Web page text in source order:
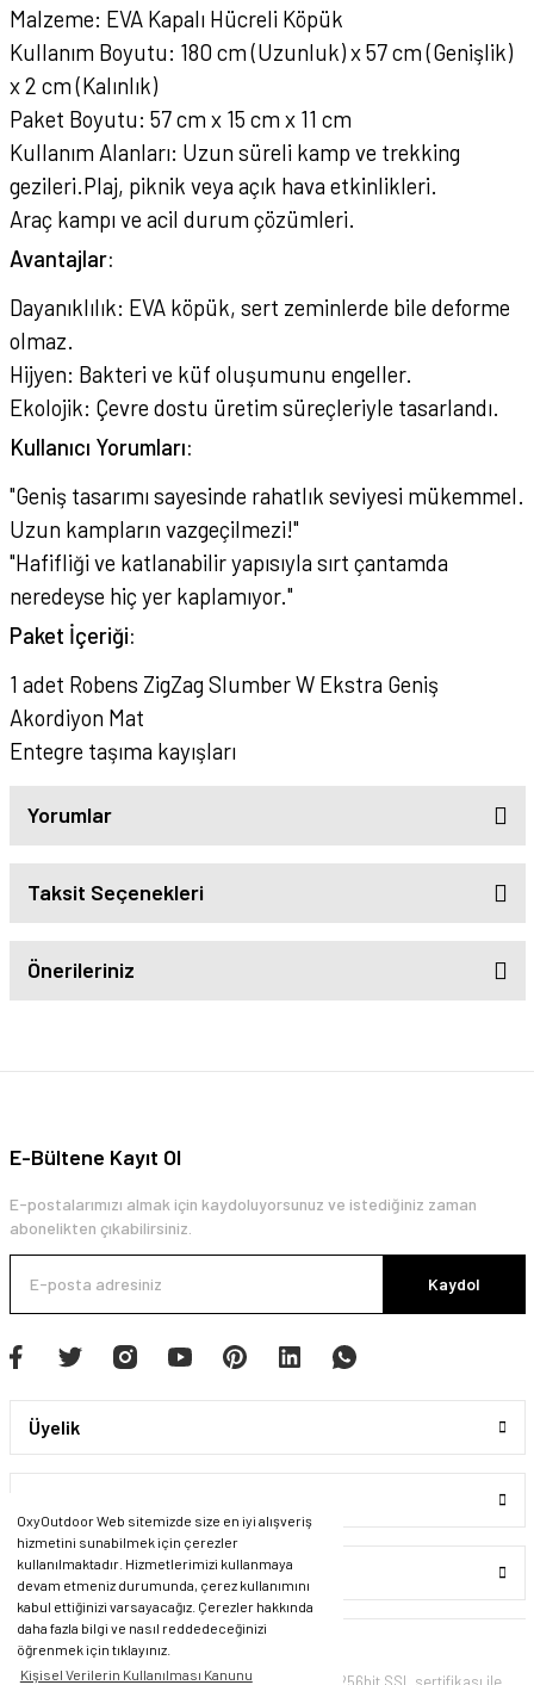
OxyOutdoor Web sitemizde size en iyi alışveriş
hizmetini sunabilmek için çerezler
kullanılmaktadır. Hizmetlerimizi kullanmaya
devam etmeniz durumunda, çerez kullanımını
kabul ettiğinizi varsayacağız. Çerezler hakkında
daha fazla bilgi ve nasıl reddedeceğinizi
öğrenmek için tıklayınız.
Kişisel Verilerin Kullanılması Kanunu
Malzeme: EVA Kapalı Hücreli Köpük
Kullanım Boyutu: 180 cm (Uzunluk) x 57 cm (Genişlik)
x 2 cm (Kalınlık)
Paket Boyutu: 57 cm x 15 cm x 11 cm
Kullanım Alanları: Uzun süreli kamp ve trekking
gezileri.Plaj, piknik veya açık hava etkinlikleri.
Araç kampı ve acil durum çözümleri.
Avantajlar:
Dayanıklılık: EVA köpük, sert zeminlerde bile deforme
olmaz.
Hijyen: Bakteri ve küf oluşumunu engeller.
Ekolojik: Çevre dostu üretim süreçleriyle tasarlandı.
Kullanıcı Yorumları:
"Geniş tasarımı sayesinde rahatlık seviyesi mükemmel.
Uzun kampların vazgeçilmezi!"
"Hafifliği ve katlanabilir yapısıyla sırt çantamda
neredeyse hiç yer kaplamıyor."
Paket İçeriği:
1 adet Robens ZigZag Slumber W Ekstra Geniş
Akordiyon Mat
Entegre taşıma kayışları
Yorumlar
Taksit Seçenekleri
Önerileriniz
E-Bültene Kayıt Ol
E-postalarımızı almak için kaydoluyorsunuz ve istediğiniz zaman
abonelikten çıkabilirsiniz.
Kaydol
Üyelik
Alışveriş